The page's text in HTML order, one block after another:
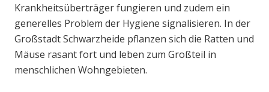
Krankheitsüberträger fungieren und zudem ein
generelles Problem der Hygiene signalisieren. In der
Großstadt Schwarzheide pflanzen sich die Ratten und
Mäuse rasant fort und leben zum Großteil in
menschlichen Wohngebieten.